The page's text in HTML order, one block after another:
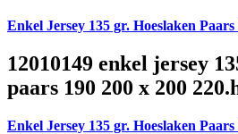
Enkel Jersey 135 gr. Hoeslaken Paars
12010149 enkel jersey
paars 190 200 x 200
Enkel Jersey 135 gr. Hoeslaken Paars